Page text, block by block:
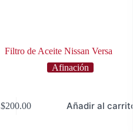
Filtro de Aceite Nissan Versa
Afinación
$200.00 Añadir al carrito